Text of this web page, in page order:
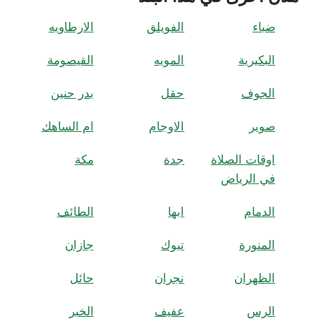
ضباء الفويلق الارطاويه
البكيرية المويه القيصومة
الجوف حقل بدر حنین
صوير الاوجام ام الساهك
اوقات الصلاة
في الرياض
جدة مكة
الدمام ابها الطائف
المنورة تبوك جازان
الظهران نجران حائل
الرس عفيف الخبر